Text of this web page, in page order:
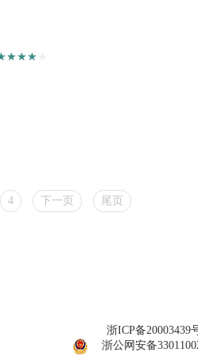
4 下一页 尾页
浙ICP备20003439
浙公网安备